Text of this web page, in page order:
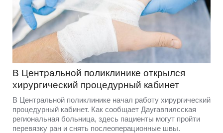
В Центральной поликлинике открылся
хирургический процедурный кабинет
В Центральной поликлинике начал работу хирургический
процедурный кабинет. Как сообщает Даугавпилсская
региональная больница, здесь пациенты могут пройти
перевязку ран и снять послеоперационные швы.